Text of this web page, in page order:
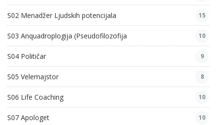
S02 Menadžer Ljudskih potencijala 15
S03 Anquadroplogija (Pseudofilozofija 10
S04 Političar 9
S05 Velemajstor 8
S06 Life Coaching 10
S07 Apologet 10